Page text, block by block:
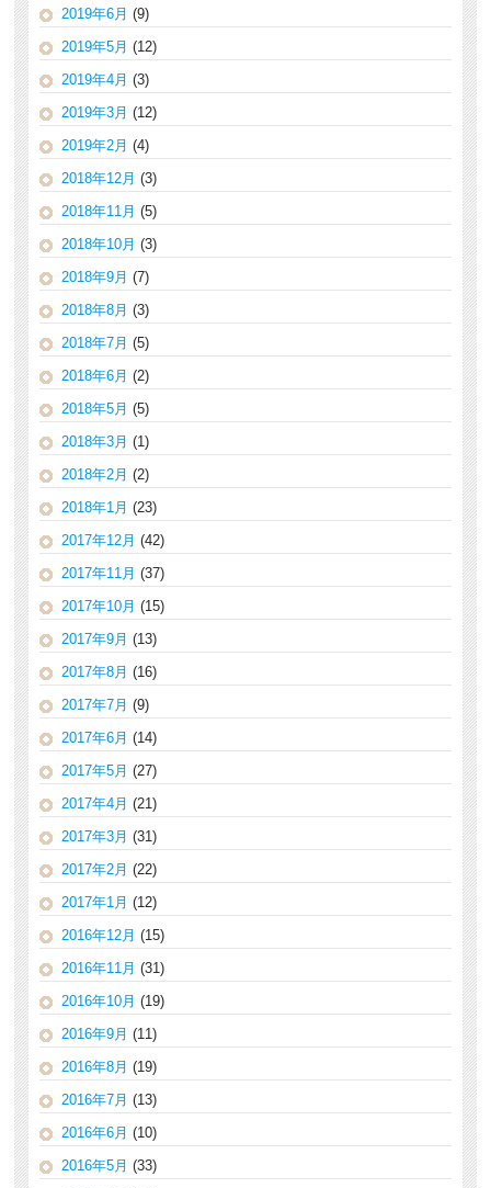
2019年6月 (9)
2019年5月 (12)
2019年4月 (3)
2019年3月 (12)
2019年2月 (4)
2018年12月 (3)
2018年11月 (5)
2018年10月 (3)
2018年9月 (7)
2018年8月 (3)
2018年7月 (5)
2018年6月 (2)
2018年5月 (5)
2018年3月 (1)
2018年2月 (2)
2018年1月 (23)
2017年12月 (42)
2017年11月 (37)
2017年10月 (15)
2017年9月 (13)
2017年8月 (16)
2017年7月 (9)
2017年6月 (14)
2017年5月 (27)
2017年4月 (21)
2017年3月 (31)
2017年2月 (22)
2017年1月 (12)
2016年12月 (15)
2016年11月 (31)
2016年10月 (19)
2016年9月 (11)
2016年8月 (19)
2016年7月 (13)
2016年6月 (10)
2016年5月 (33)